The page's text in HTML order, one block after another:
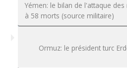
Yémen: le bilan de l'attaque
à 58 morts (source militaire)
Ormuz: le président turc